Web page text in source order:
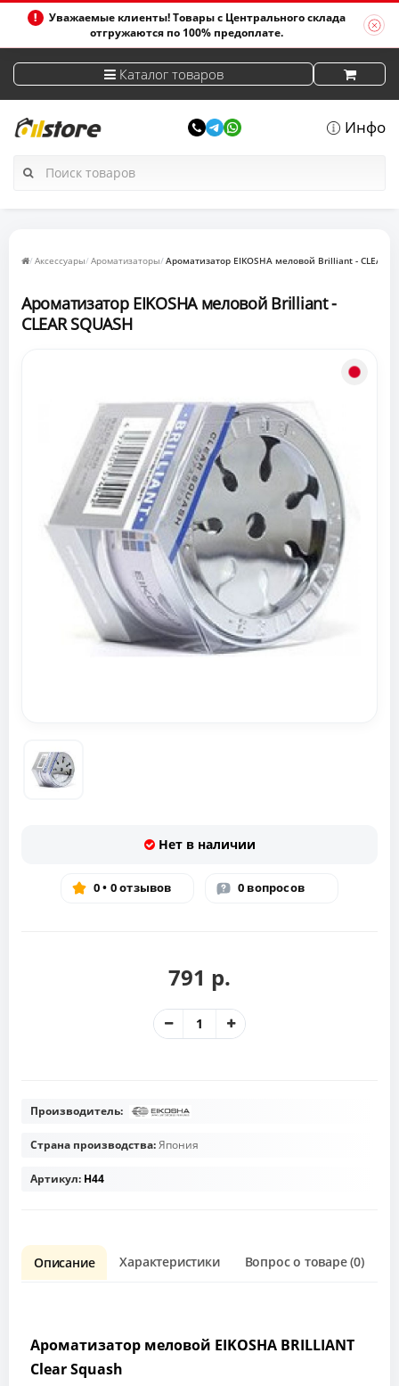
Уважаемые клиенты! Товары с Центрального склада
отгружаются по 100% предоплате.
Каталог товаров
Инфо
Аксессуары Ароматизаторы Ароматизатор EIKOSHA меловой Brilliant - CLEAR
Ароматизатор EIKOSHA меловой Brilliant -
CLEAR SQUASH
Нет в наличии
0 • 0 отзывов 0 вопросов
791 р.
Производитель:
Страна производства:Япония
Артикул: H44
Описание Характеристики Вопрос о товаре (0)
Ароматизатор меловой EIKOSHA BRILLIANT
Clear Squash